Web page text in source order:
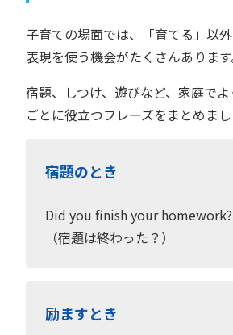
子育ての場面では、「育てる」以
表現を使う機会がたくさんあります
宿題、しつけ、遊びなど、家庭で
ごとに役立つフレーズをまとめまし
宿題のとき
Did you finish your homework?
（宿題は終わった？）
励ますとき